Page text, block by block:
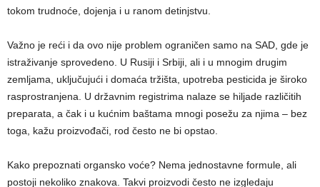
tokom trudnoće, dojenja i u ranom detinjstvu.
Važno je reći i da ovo nije problem ograničen samo na SAD, gde je
istraživanje sprovedeno. U Rusiji i Srbiji, ali i u mnogim drugim
zemljama, uključujući i domaća tržišta, upotreba pesticida je široko
rasprostranjena. U državnim registrima nalaze se hiljade različitih
preparata, a čak i u kućnim baštama mnogi posežu za njima – bez
toga, kažu proizvođači, rod često ne bi opstao.
Kako prepoznati organsko voće? Nema jednostavne formule, ali
postoji nekoliko znakova. Takvi proizvodi često ne izgledaju